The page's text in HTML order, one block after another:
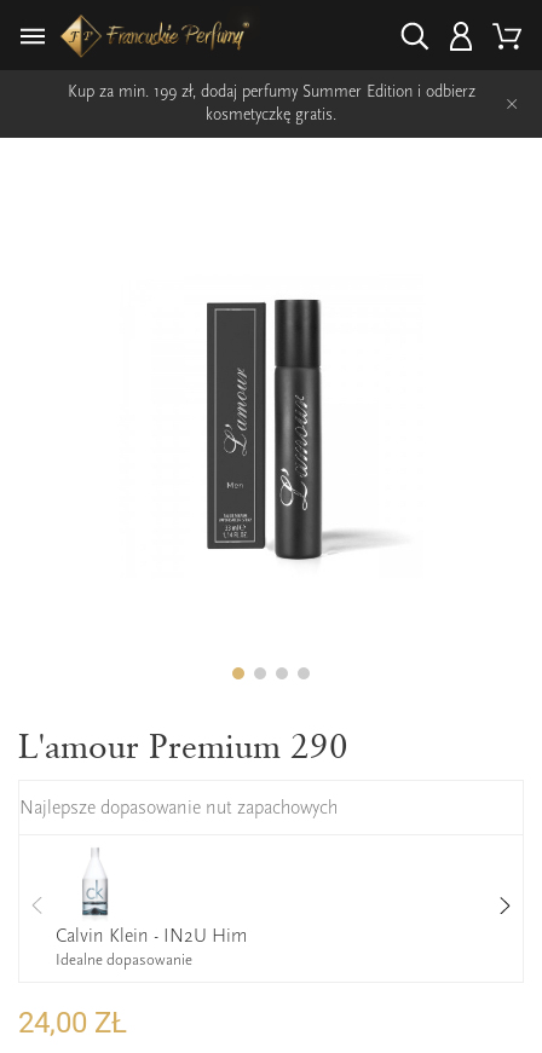
Kup za min. 199 zł, dodaj perfumy Summer Edition i odbierz
kosmetyczkę gratis.
×
L'amour Premium 290
Najlepsze dopasowanie nut zapachowych
Calvin Klein - IN2U Him
Idealne dopasowanie
24,00 ZŁ